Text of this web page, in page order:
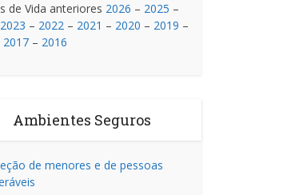
de Vida anteriores 2026 – 2025 –
2023 – 2022 – 2021 – 2020 – 2019 –
2017 – 2016
Ambientes Seguros
de menores e de pessoas